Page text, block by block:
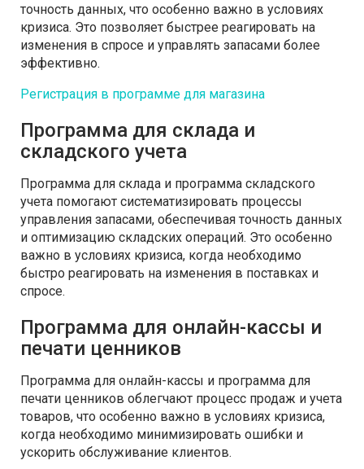
точность данных, что особенно важно в условиях
кризиса. Это позволяет быстрее реагировать на
изменения в спросе и управлять запасами более
эффективно.
Регистрация в программе для магазина
Программа для склада и
складского учета
Программа для склада и программа складского
учета помогают систематизировать процессы
управления запасами, обеспечивая точность данных
и оптимизацию складских операций. Это особенно
важно в условиях кризиса, когда необходимо
быстро реагировать на изменения в поставках и
спросе.
Программа для онлайн-кассы и
печати ценников
Программа для онлайн-кассы и программа для
печати ценников облегчают процесс продаж и учета
товаров, что особенно важно в условиях кризиса,
когда необходимо минимизировать ошибки и
ускорить обслуживание клиентов.